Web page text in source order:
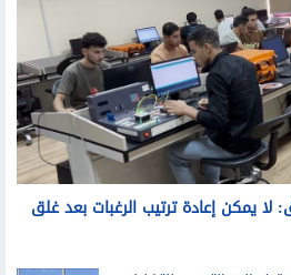
يمكن إعادة ترتيب الرغبات بعد غلق